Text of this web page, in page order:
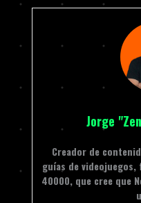
Jorge
Creador de
guías de videojuegos,
40000, que cree que